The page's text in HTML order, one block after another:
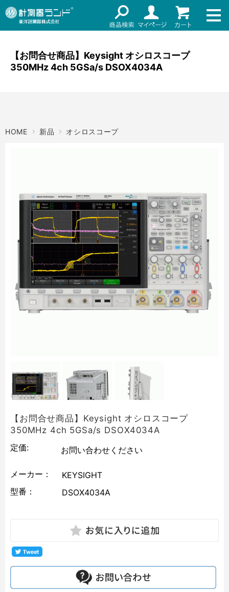
ネット通販（リセール）
ご利用ガイド
メーカーショップ
メーカー名
価格帯
【お問合せ商品】Keysight オシロスコープ
350MHz 4ch 5GSa/s DSOX4034A
HOME 新品 オシロスコープ
【お問合せ商品】Keysight オシロスコープ
350MHz 4ch 5GSa/s DSOX4034A
定価:
お問い合わせください
メーカー：
KEYSIGHT
型番：
DSOX4034A